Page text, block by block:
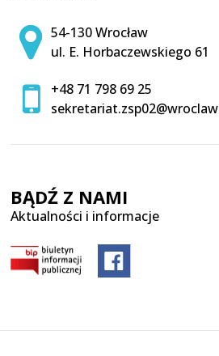
Adres pocztowy:
54-130 Wrocław
ul. E. Horbaczewskiego 61
+48 71 798 69 25
BĄDŹ Z NAMI
Aktualności i informacje